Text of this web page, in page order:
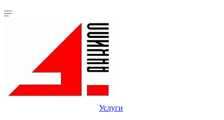
Услуги